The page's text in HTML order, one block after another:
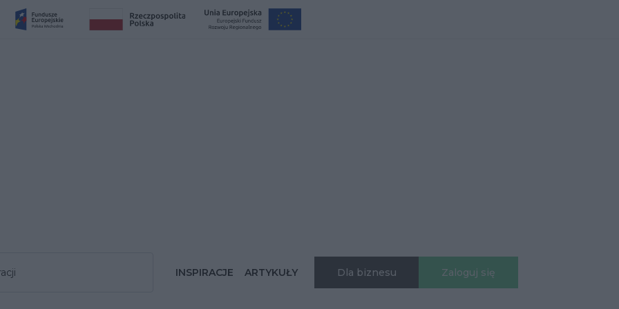
INSPIRACJE ARTYKUŁY Dla biznesu Zaloguj się